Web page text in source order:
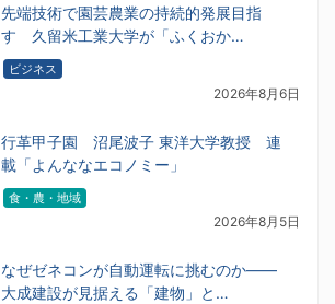
先端技術で園芸農業の持続的発展目指
す 久留米工業大学が「ふくおか…
ビジネス
2026年8月6日
行革甲子園 沼尾波子 東洋大学教授 連
載「よんななエコノミー」
食・農・地域
2026年8月5日
なぜゼネコンが自動運転に挑むのか――
大成建設が見据える「建物」と…